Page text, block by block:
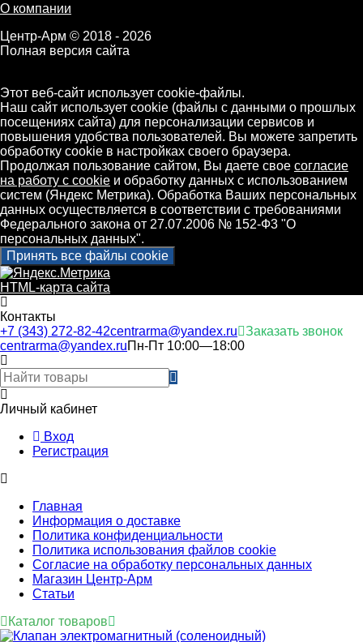
О компании
Центр-Арм © 2018 - 2026
Полная версия сайта
Этот веб-сайт использует cookie-файлы.
Наш сайт использует cookie (файлы с данными о прошлых
посещениях сайта) для персонализации сервисов и
повышения удобства пользователей. Вы можете запретить
обработку cookie в настройках своего браузера.
Продолжая пользование сайтом, Вы даете свое согласие
на работу с cookie и обработку данных с использованием
систем (Яндекс Метрика). Обработка Ваших персональных
данных осуществляется в соответствии с требованиями
Федерального закона от 27.07.2006 № 152-Ф3 "О
персональных данных".
Принять все файлы cookie
HTML-карта сайта
Контакты
+7 (343) 272-82-42centrarma@yandex.ru
Заказать звонок
centrarma@yandex.ruПн-Пт 10:00—18:00
Личный кабинет
Вход
Регистрация
Главная
Информация о доставке
Политика конфиденциальности
Политика использования файлов cookie
Согласие на обработку персональных данных
Магазин Центр-Арм
Статьи
Каталог товаров